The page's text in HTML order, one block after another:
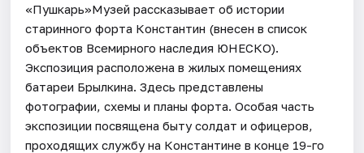
«Пушкарь»Музей рассказывает об истории
старинного форта Константин (внесен в список
объектов Всемирного наследия ЮНЕСКО).
Экспозиция расположена в жилых помещениях
батареи Брылкина. Здесь представлены
фотографии, схемы и планы форта. Особая часть
экспозиции посвящена быту солдат и офицеров,
проходящих службу на Константине в конце 19-го